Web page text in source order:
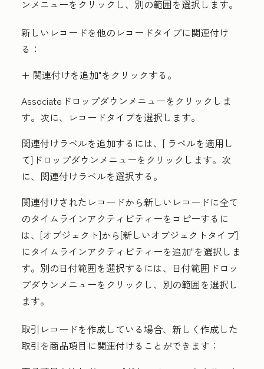
ンメニューをクリックし、別の範囲を選択します。
新しいレコードを他のレコードタイプに関連付け
る：
+ 関連付けを追加"をクリックする。
Associate ドロップダウンメニューをクリックしま
す。次に、
レコードタイプを選択します。
関連付けラベルを追加するには、[ ラベルを適用し
て] ドロップダウンメニューをクリックします。次
に、 関連付けラベルを選択する。
関連付けされたレコードから新しいレコードに全て
のタイムラインアクティビティーをコピーするに
は、 [オブジェクト]から[新しいオブジェクトタイプ]
にタイムラインアクティビティーを追加"を選択しま
す。別の日付範囲を選択するには、
日付範囲 ドロッ
プダウンメニューをクリックし、別の範囲を選択し
ます。
取引レコードを作成している場合、新しく作成した
取引を商品項目に関連付けることができます：